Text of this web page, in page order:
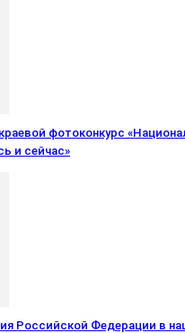
фотоконкурс
и сейчас»
Российской Федерации в